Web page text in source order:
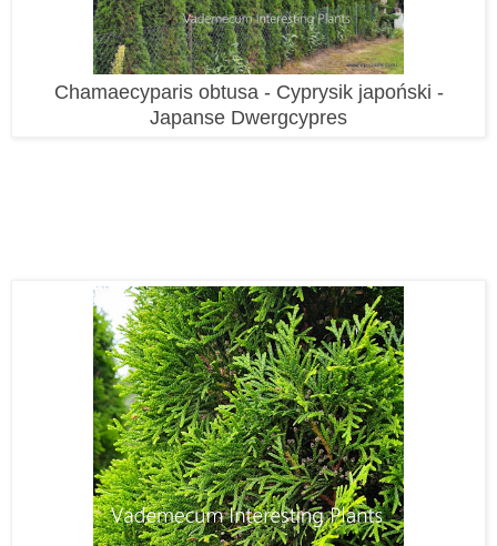
Chamaecyparis obtusa - Cyprysik japoński -
Japanse Dwergcypres